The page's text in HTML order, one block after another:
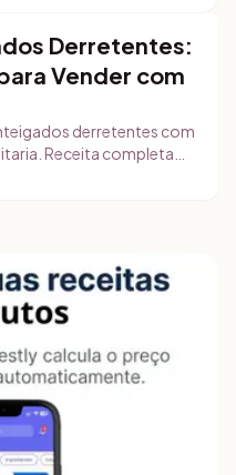
Biscoitos e Pães
Derretentes:
Vender com
derretentes com
Receita completa
de preparo passo a